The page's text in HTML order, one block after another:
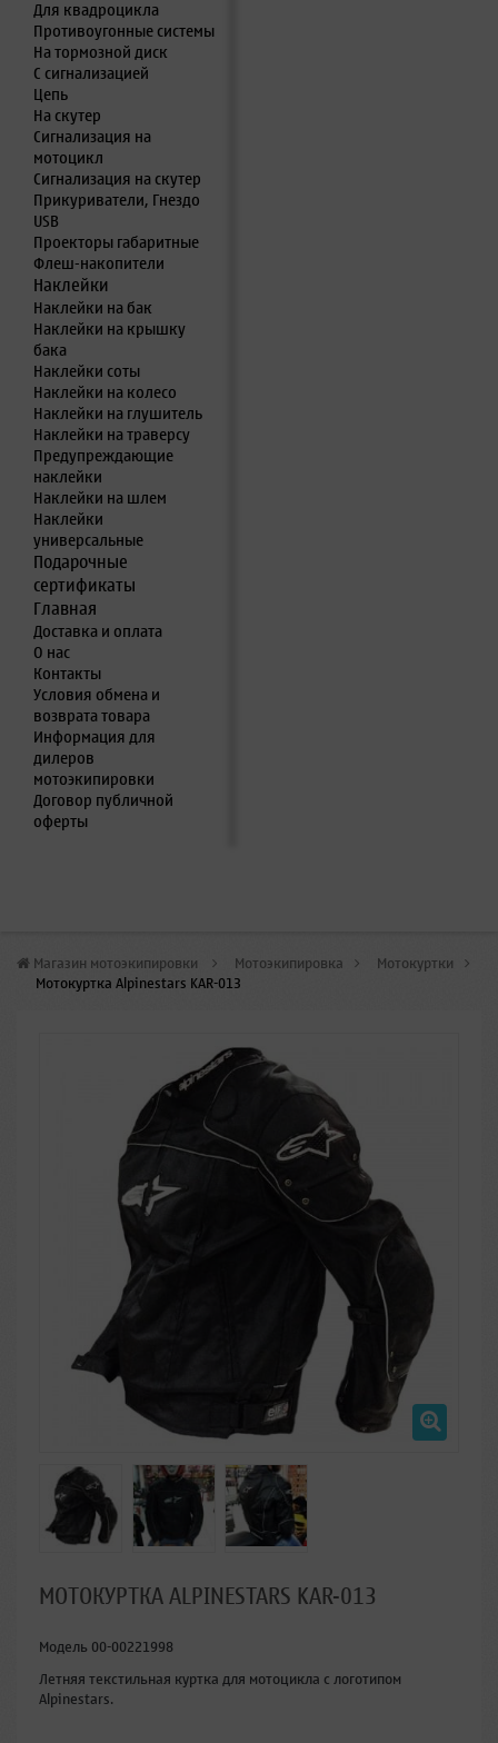
Для квадроцикла
Противоугонные системы
На тормозной диск
С сигнализацией
Цепь
На скутер
Сигнализация на
мотоцикл
Сигнализация на скутер
Прикуриватели, Гнездо
USB
Проекторы габаритные
Флеш-накопители
Наклейки
Наклейки на бак
Наклейки на крышку
бака
Наклейки соты
Наклейки на колесо
Наклейки на глушитель
Наклейки на траверсу
Предупреждающие
наклейки
Наклейки на шлем
Наклейки
универсальные
Подарочные
сертификаты
Главная
Доставка и оплата
О нас
Контакты
Условия обмена и
возврата товара
Информация для
дилеров
мотоэкипировки
Договор публичной
оферты
Магазин мотоэкипировки > Мотоэкипировка > Мотокуртки
Мотокуртка Alpinestars KAR-013
МОТОКУРТКА ALPINESTARS KAR-013
Модель 00-00221998
Летняя текстильная куртка для мотоцикла с логотипом
Alpinestars.